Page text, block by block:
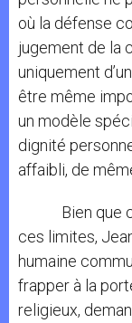
où la défense
jugement de la
uniquement
être même
un modèle
dignité
affaibli, de
Bien que
ces limites,
humaine
frapper à la
religieux,